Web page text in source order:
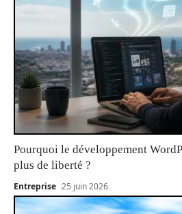
Pourquoi le développement
plus de liberté ?
Entreprise 25 juin 2026